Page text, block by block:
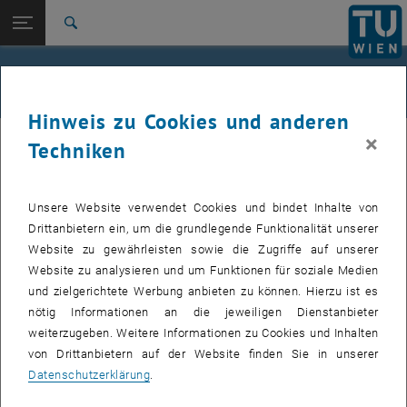
TU Login
Studium
International
Zur 1. Menü Ebene
Alle News
Zurück: Subseiten von TU Wien Startseite auflisten
Zurück zur letzten Ebene:
TU Wien Startseite
18. Februar 2026
Erstellt vonMichael Roth
Am 18.02.2026 zwischen 15:00 und 15:30 werden im
Service TUcloud Wartungsarbeiten durchgeführt.
Dies ist leider nicht gänzlich ohne Downtime möglich, wir
Hinweis zu Cookies und anderen
Techniken
×
Unsere Website verwendet Cookies und bindet Inhalte von
Drittanbietern ein, um die grundlegende Funktionalität unserer
Website zu gewährleisten sowie die Zugriffe auf unserer
Website zu analysieren und um Funktionen für soziale Medien
und zielgerichtete Werbung anbieten zu können. Hierzu ist es
nötig Informationen an die jeweiligen Dienstanbieter
weiterzugeben. Weitere Informationen zu Cookies und Inhalten
von Drittanbietern auf der Website finden Sie in unserer
Datenschutzerklärung.